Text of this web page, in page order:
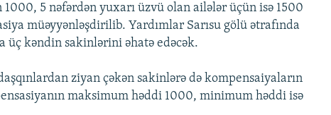
5 nəfərdən yuxarı üzvü olan ailələr üçün isə 1500
müəyyənləşdirilib. Yardımlar Sarısu gölü ətrafında
üç kəndin sakinlərini əhatə edəcək.
ziyan çəkən sakinlərə də kompensaiyaların
maksimum həddi 1000, minimum həddi isə